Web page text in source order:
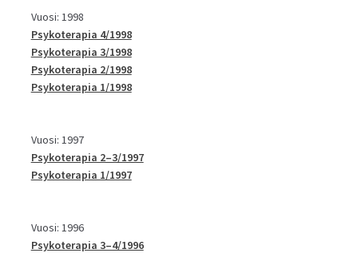
Vuosi: 1998
Psykoterapia 4/1998
Psykoterapia 3/1998
Psykoterapia 2/1998
Psykoterapia 1/1998
Vuosi: 1997
Psykoterapia 2–3/1997
Psykoterapia 1/1997
Vuosi: 1996
Psykoterapia 3–4/1996